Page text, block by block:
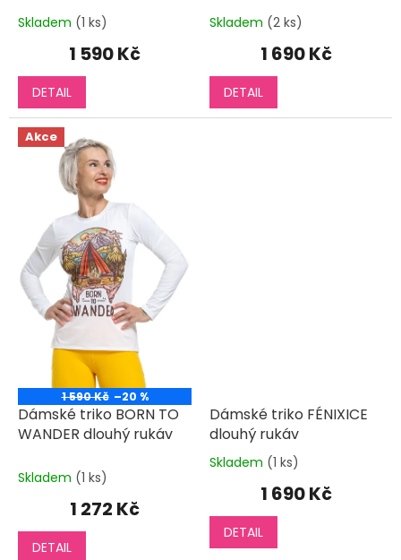
Skladem (1 ks)
1 590 Kč
DETAIL
Skladem (2 ks)
1 690 Kč
DETAIL
Akce
1 590 Kč –20 %
Dámské triko BORN TO
WANDER dlouhý rukáv
Skladem (1 ks)
1 272 Kč
DETAIL
Dámské triko FÉNIXICE
dlouhý rukáv
Průměrné
produktu
je
5,0
z
Skladem (1 ks)
1 690 Kč
DETAIL